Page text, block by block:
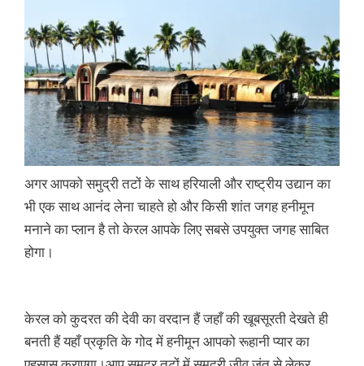
अगर आपको समुद्री तटों के साथ हरियाली और राष्ट्रीय उद्यान का
भी एक साथ आनंद लेना चाहते हो और किसी शांत जगह हनीमून
मनाने का प्लान है तो केरल आपके लिए सबसे उपयुक्त जगह साबित
होगा।
केरल को कुदरत की देवी का वरदान हैं जहाँ की खूबसूरती देखते ही
बनती हैं यहाँ प्रकृति के गोद में हनीमून आपको रूहानी प्यार का